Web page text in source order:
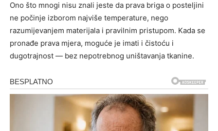
Ono što mnogi nisu znali jeste da prava briga o posteljini
ne počinje izborom najviše temperature, nego
razumijevanjem materijala i pravilnim pristupom. Kada se
pronađe prava mjera, moguće je imati i čistoću i
dugotrajnost — bez nepotrebnog uništavanja tkanine.